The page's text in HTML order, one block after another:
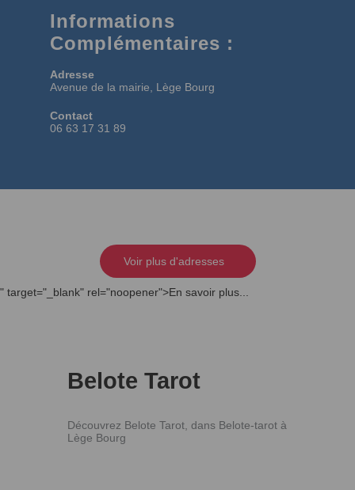
Informations
Complémentaires :
Adresse
Avenue de la mairie, Lège Bourg
Contact
06 63 17 31 89
Voir plus d'adresses
" target="_blank" rel="noopener">En savoir plus...
Belote Tarot
Découvrez Belote Tarot, dans Belote-tarot à
Lège Bourg